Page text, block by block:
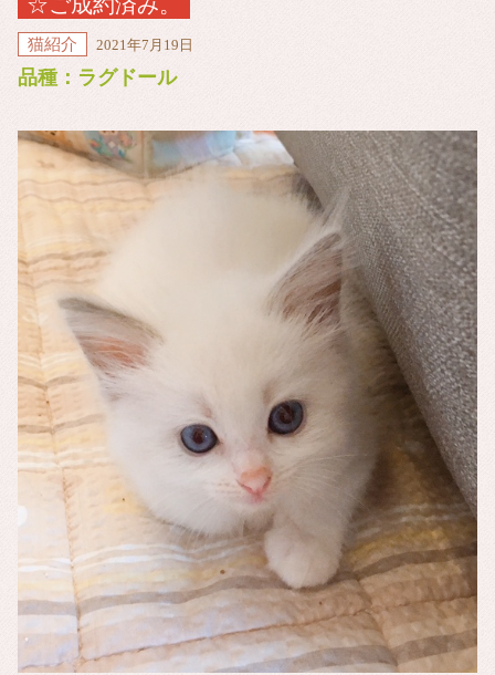
猫紹介 2021年7月19日
品種：ラグドール